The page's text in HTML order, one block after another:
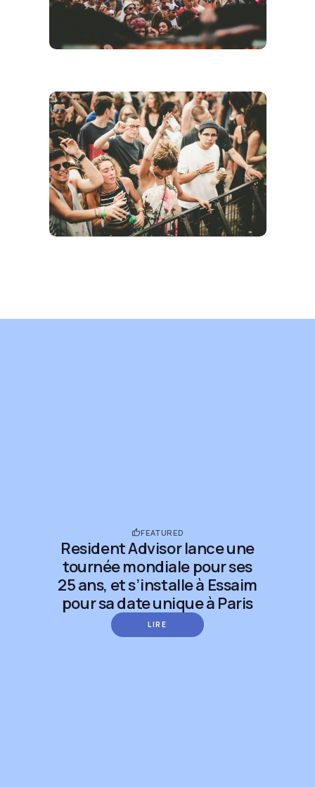
FEATURED
Resident Advisor lance une
tournée mondiale pour ses
25 ans, et s’installe à Essaim
pour sa date unique à Paris
LIRE